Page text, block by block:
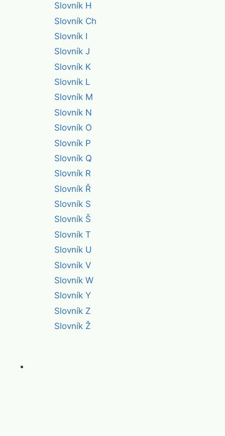
Slovník H
Slovník Ch
Slovník I
Slovník J
Slovník K
Slovník L
Slovník M
Slovník N
Slovník O
Slovník P
Slovník Q
Slovník R
Slovník Ř
Slovník S
Slovník Š
Slovník T
Slovník U
Slovník V
Slovník W
Slovník Y
Slovník Z
Slovník Ž